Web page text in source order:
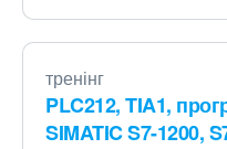
тренінг
PLC212, TIA1,
SIMATIC S7-1200,